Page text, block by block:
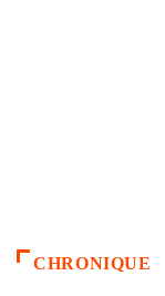
CHRONIQUE